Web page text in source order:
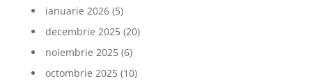
ianuarie 2026(5)
decembrie 2025(20)
noiembrie 2025(6)
octombrie 2025(10)